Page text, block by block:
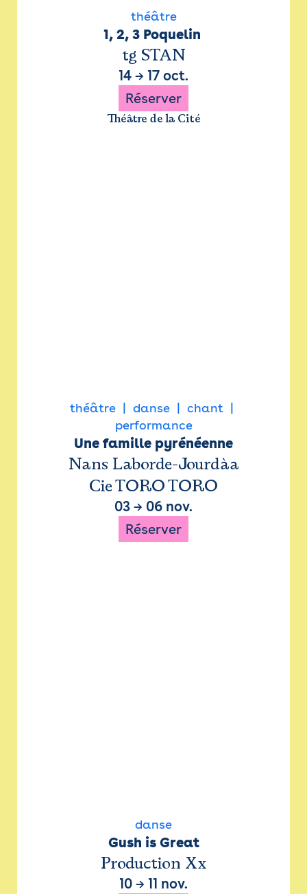
théâtre
1, 2, 3 Poquelin
tg STAN
14 → 17 oct.
Réserver
Théâtre de la Cité
théâtre danse
chant
performance
Une famille pyrénéenne
Nans Laborde-Jourdàa
Cie TORO TORO
03 → 06 nov.
Réserver
danse
Gush is Great
Production Xx
10 → 11 nov.